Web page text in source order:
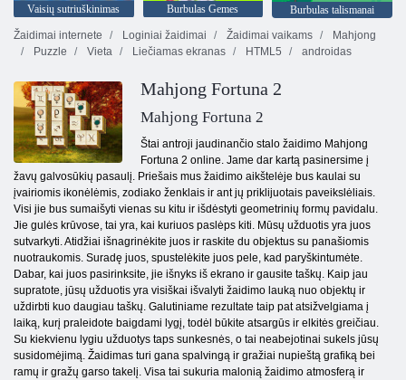
Vaisių sutriuškinimas Burbulas Gemes
Burbulas talismanai
Žaidimai internete
Loginiai žaidimai Žaidimai vaikams
Mahjong
Puzzle
Vieta Liečiamas ekranas HTML5 androidas
Mahjong Fortuna 2
Mahjong Fortuna 2
Štai antroji jaudinančio stalo žaidimo Mahjong
Fortuna 2 online. Jame dar kartą pasinersime į
žavų galvosūkių pasaulį. Priešais mus žaidimo aikštelėje bus kaulai su
įvairiomis ikonėlėmis, zodiako ženklais ir ant jų priklijuotais paveikslėliais.
Visi jie bus sumaišyti vienas su kitu ir išdėstyti geometrinių formų pavidalu.
Jie gulės krūvose, tai yra, kai kuriuos paslėps kiti. Mūsų užduotis yra juos
sutvarkyti. Atidžiai išnagrinėkite juos ir raskite du objektus su panašiomis
nuotraukomis. Suradę juos, spustelėkite juos pele, kad paryškintumėte.
Dabar, kai juos pasirinksite, jie išnyks iš ekrano ir gausite taškų. Kaip jau
supratote, jūsų užduotis yra visiškai išvalyti žaidimo lauką nuo objektų ir
uždirbti kuo daugiau taškų. Galutiniame rezultate taip pat atsižvelgiama į
laiką, kurį praleidote baigdami lygį, todėl būkite atsargūs ir elkitės greičiau.
Su kiekvienu lygiu užduotys taps sunkesnės, o tai neabejotinai sukels jūsų
susidomėjimą. Žaidimas turi gana spalvingą ir gražiai nupieštą grafiką bei
ramų ir gražų garso takelį. Visa tai sukuria malonią žaidimo atmosferą ir